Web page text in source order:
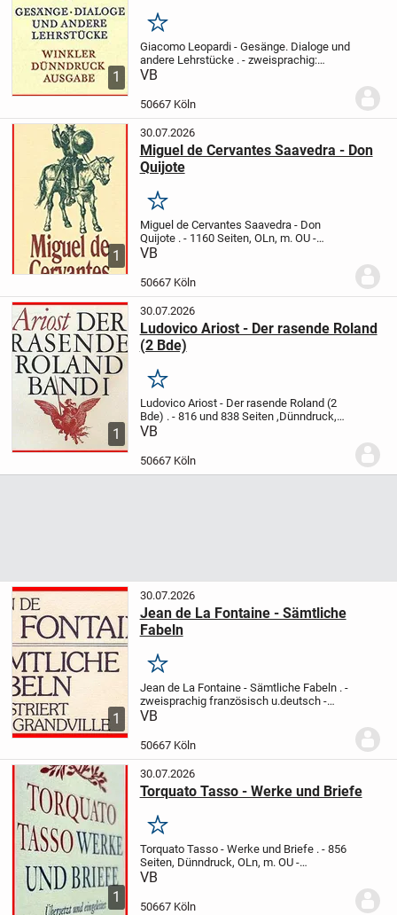
1
Merken
Giacomo Leopardi - Gesänge. Dialoge und
andere Lehrstücke. - zweisprachig:
italienisch / deutsch
Seiten, Dünndruck, OLn, m. OU
VB
50667 Köln
1
30.07.2026
Miguel de Cervantes Saavedra - Don
Quijote
Merken
Miguel de Cervantes Saavedra - Don
Quijote. - 1160 Seiten, OLn, m. OU-
Ludwig Braunfels (Übers.)
Beispiel - Bild
VB
50667 Köln
1
30.07.2026
Ludovico Ariost - Der rasende Roland
(2 Bde)
Merken
Ludovico Ariost - Der rasende Roland (2
Bde) .- 816 und 838 Seiten ,Dünndruck,
OLn, m, OU, in OSchuber
Erläuterungen und einem Nachwort von...
VB
50667 Köln
1
30.07.2026
Jean de La Fontaine - Sämtliche
Fabeln
Merken
Jean de La Fontaine - Sämtliche Fabeln.-
zweisprachig französisch u.deutsch-
Grandville (Illustrator)
"Jean de La Fontaine (* 8. Juli...
VB
50667 Köln
1
30.07.2026
Torquato Tasso - Werke und Briefe
Merken
Torquato Tasso - Werke und Briefe.- 856
Seiten, Dünndruck, OLn, m. OU-
Übertragen u. hrsg. v. Emil Staiger
11. März 1544 in Sorrent; † 25. April...
VB
50667 Köln